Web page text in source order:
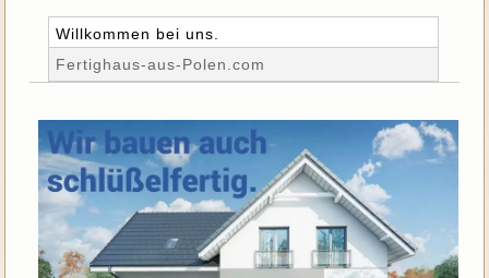
Willkommen bei uns.
Fertighaus-aus-Polen.com